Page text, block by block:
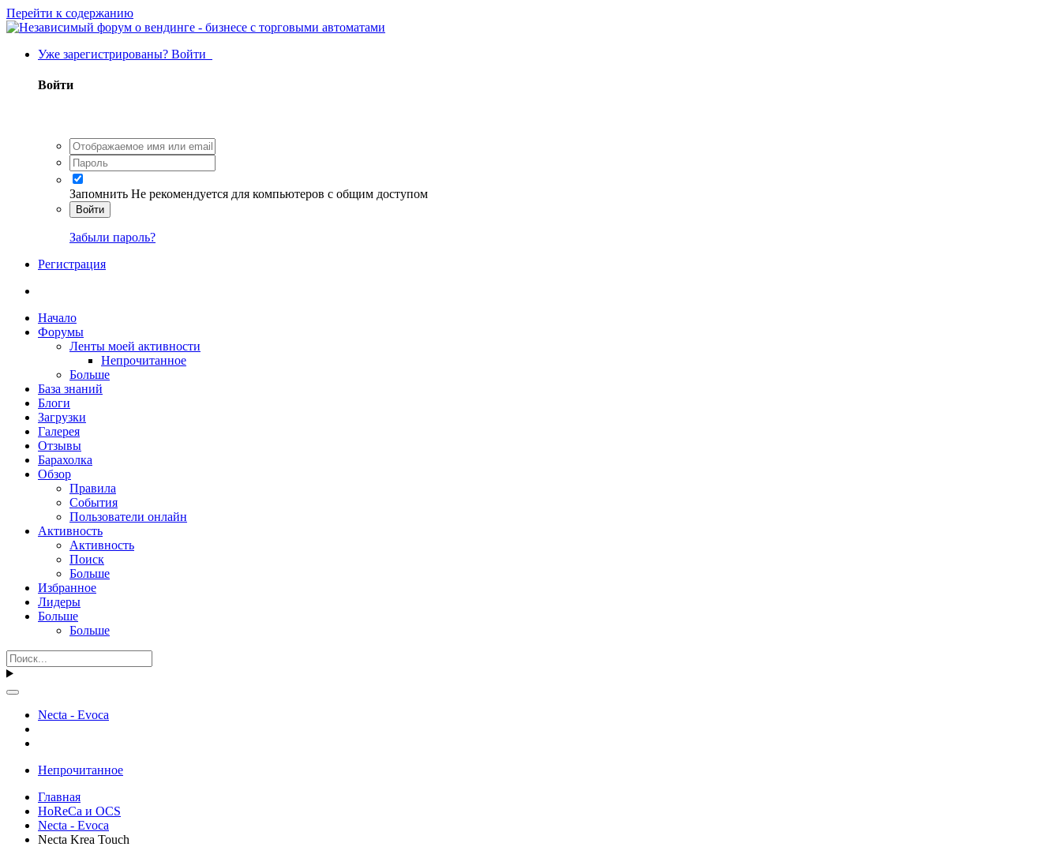
Перейти к содержанию
Уже зарегистрированы? Войти
Войти
Запомнить Не рекомендуется для компьютеров с общим доступом
Войти
Забыли пароль?
Регистрация
Начало
Форумы
Ленты моей активности
Непрочитанное
Больше
База знаний
Блоги
Загрузки
Галерея
Отзывы
Барахолка
Обзор
Правила
События
Пользователи онлайн
Активность
Активность
Поиск
Больше
Избранное
Лидеры
Больше
Больше
Necta - Evoca
Непрочитанное
Главная
HoReCa и OCS
Necta - Evoca
Necta Krea Touch